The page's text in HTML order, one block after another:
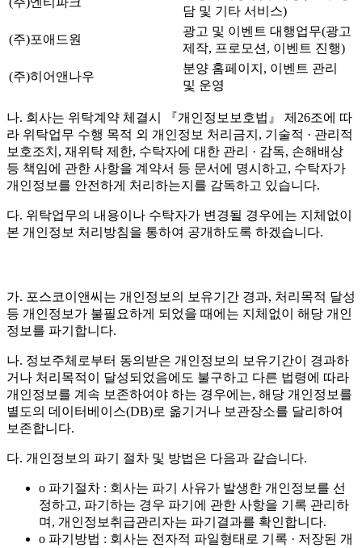
담 및 기타 서비스)
(주)포애드원
광고 및 이벤트 대행업무(광고
제작, 프로모션, 이벤트 진행)
(주)히어앤나우
분양 홈페이지, 이벤트 관리
및 운영
나. 회사는 위탁계약 체결시 『개인정보보호법』 제26조에 따
라 위탁업무 수행 목적 외 개인정보 처리금지, 기술적 · 관리적
보호조치, 재위탁 제한, 수탁자에 대한 관리 · 감독, 손해배상
등 책임에 관한 사항을 계약서 등 문서에 명시하고, 수탁자가
개인정보를 안전하게 처리하는지를 감독하고 있습니다.
다. 위탁업무의 내용이나 수탁자가 변경될 경우에는 지체없이
본 개인정보 처리방침을 통하여 공개하도록 하겠습니다.
가. 포스코이앤씨는 개인정보의 보유기간 경과, 처리목적 달성
등 개인정보가 불필요하게 되었을 때에는 지체없이 해당 개인
정보를 파기합니다.
나. 정보주체로부터 동의받은 개인정보의 보유기간이 경과하
거나 처리목적이 달성되었음에도 불구하고 다른 법령에 따라
개인정보를 계속 보존하여야 하는 경우에는, 해당 개인정보를
별도의 데이터베이스(DB)로 옮기거나 보관장소를 달리하여
보존합니다.
다. 개인정보의 파기 절차 및 방법은 다음과 같습니다.
o 파기절차 : 회사는 파기 사유가 발생한 개인정보를 선
정하고, 파기하는 경우 파기에 관한 사항을 기록 관리하
며, 개인정보취급관리자는 파기결과를 확인합니다.
o 파기방법 : 회사는 전자적 파일형태로 기록 · 저장된 개